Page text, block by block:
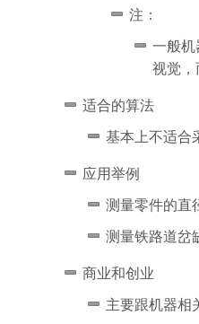
注：
一般
视觉
适合的算法
基本上不适合
应用举例
测量零件的直
测量铁路道岔
商业和创业
主要跟机器相